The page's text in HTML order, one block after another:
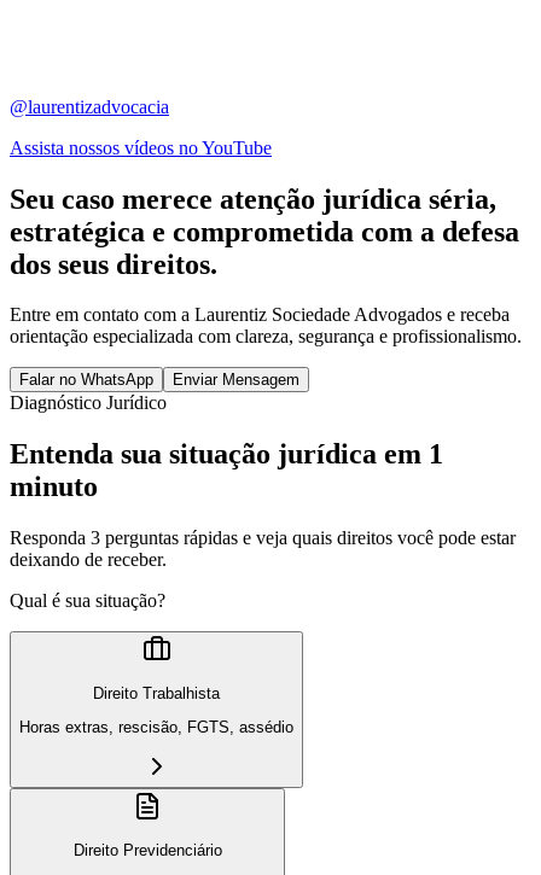
@laurentizadvocacia
Assista nossos vídeos no YouTube
Seu caso merece atenção jurídica séria,
estratégica e comprometida com a defesa
dos seus direitos.
Entre em contato com a Laurentiz Sociedade Advogados e receba
orientação especializada com clareza, segurança e profissionalismo.
Falar no WhatsApp Enviar Mensagem
Diagnóstico Jurídico
Entenda sua situação jurídica em 1
minuto
Responda 3 perguntas rápidas e veja quais direitos você pode estar
deixando de receber.
Qual é sua situação?
Direito Trabalhista
Horas extras, rescisão, FGTS, assédio
Direito Previdenciário